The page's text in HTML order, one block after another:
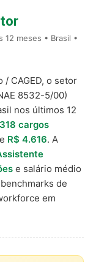
meses • Brasil •
/ CAGED, o setor
8532-5/00)
nos últimos 12
318 cargos
R$ 4.616. A
e salário médio
de
em